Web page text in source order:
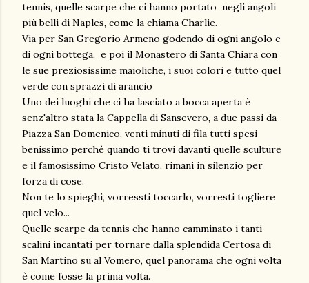
tennis, quelle scarpe che ci hanno portato negli angoli
più belli di Naples, come la chiama Charlie.
Via per San Gregorio Armeno godendo di ogni angolo e
di ogni bottega, e poi il Monastero di Santa Chiara con
le sue preziosissime maioliche, i suoi colori e tutto quel
verde con sprazzi di arancio
Uno dei luoghi che ci ha lasciato a bocca aperta è
senz'altro stata la Cappella di Sansevero, a due passi da
Piazza San Domenico, venti minuti di fila tutti spesi
benissimo perché quando ti trovi davanti quelle sculture
e il famosissimo Cristo Velato, rimani in silenzio per
forza di cose.
Non te lo spieghi, vorressti toccarlo, vorresti togliere
quel velo...
Quelle scarpe da tennis che hanno camminato i tanti
scalini incantati per tornare dalla splendida Certosa di
San Martino su al Vomero, quel panorama che ogni volta
è come fosse la prima volta.